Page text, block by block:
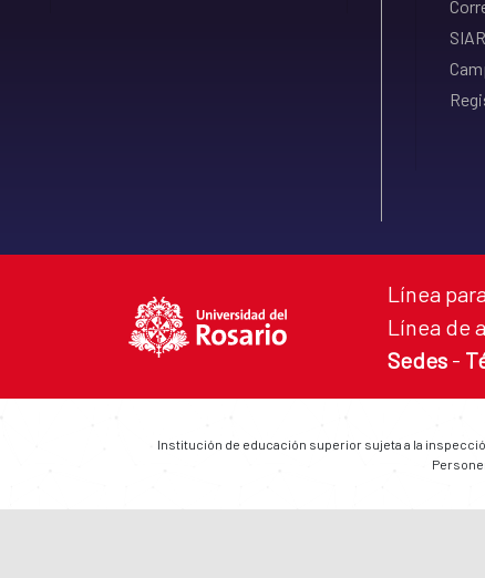
SIAR
Línea
Línea de
Sedes -
Institución de educación superior sujeta a la